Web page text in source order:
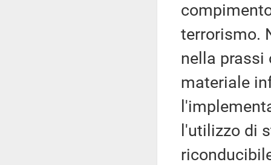
terrorismo.
nella prassi
materiale
l'utilizzo di